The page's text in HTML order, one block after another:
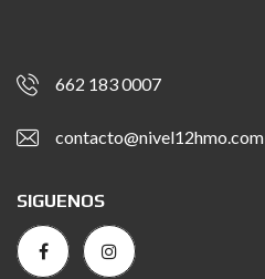
662 183 0007
contacto@nivel12hmo.com
SIGUENOS